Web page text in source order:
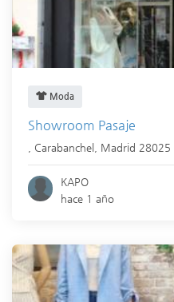
Moda
Showroom Pasaje
Carabanchel Madrid 28025
KAPO
hace 1 año